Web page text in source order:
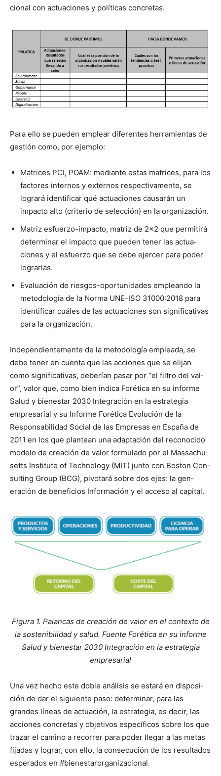
cional con actua­ciones y políti­cas conc­re­tas.
Para ello se pueden emplear difer­entes her­ramien­tas de
gestión como, por ejem­p­lo:
Matri­ces PCI, POAM: medi­ante estas matri­ces, para los
fac­tores inter­nos y exter­nos respec­ti­va­mente, se
logrará iden­ti­ficar qué actua­ciones causarán un
impacto alto (cri­te­rio de selec­ción) en la orga­ni­zación.
Matriz esfuer­zo-impacto, matriz de 2×2 que per­mi­tirá
deter­mi­nar el impacto que pueden ten­er las actua­
ciones y el esfuer­zo que se debe ejercer para poder
lograr­las.
Eval­u­ación de ries­gos-opor­tu­nidades emple­an­do la
metodología de la Nor­ma UNE-ISO 31000:2018 para
iden­ti­ficar cuáles de las actua­ciones son sig­ni­fica­ti­vas
para la orga­ni­zación.
Inde­pen­di­en­te­mente de la metodología emplea­da, se
debe ten­er en cuen­ta que las acciones que se eli­jan
como sig­ni­fica­ti­vas, deberían pasar por “el fil­tro del val­
or”, val­or que, como bien indi­ca Foréti­ca en su informe
Salud y bien­es­tar 2030 Inte­gración en la estrate­gia
empre­sar­i­al y su Informe Foréti­ca Evolu­ción de la
Respon­s­abil­i­dad Social de las Empre­sas en España de
2011 en los que plantean una adaptación del recono­ci­do
mod­e­lo de creación de val­or for­mu­la­do por el Mass­a­chu­
setts Insti­tute of Tech­nol­o­gy (MIT) jun­to con Boston Con­
sult­ing Group (BCG), piv­otará sobre dos ejes: la gen­
eración de ben­efi­cios Infor­ma­ción y el acce­so al cap­i­tal.
Figu­ra 1. Palan­cas de creación de val­or en el con­tex­to de
la sosteni­bil­i­dad y salud. Fuente Foréti­ca en su informe
Salud y bien­es­tar 2030 Inte­gración en la estrate­gia
empre­sar­i­al
Una vez hecho este doble análi­sis se estará en dis­posi­
ción de dar el sigu­iente paso: deter­mi­nar, para las
grandes líneas de actuación, la estrate­gia, es decir, las
acciones conc­re­tas y obje­tivos especí­fi­cos sobre los que
trazar el camino a recor­rer para poder lle­gar a las metas
fijadas y lograr, con ello, la con­se­cu­ción de los resul­ta­dos
esper­a­dos en #bien­es­taror­ga­ni­za­cional.